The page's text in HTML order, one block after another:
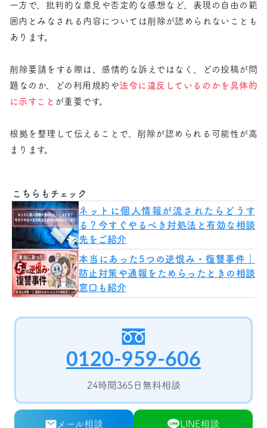
一方で、批判的な意見や否定的な感想など、表現の自由の範
囲内とみなされる内容については削除が認められないことも
あります。
削除要請をする際は、感情的な訴えではなく、どの投稿が問
題なのか、どの利用規約や法令に違反しているのかを具体的
に示すこと が重要です。
根拠を整理して伝えることで、削除が認められる可能性が高
まります。
こちらもチェック
ネットに個人情報が流されたらどうす
る？今すぐやるべき対処法と有効な相談
先をご紹介
本当にあった5つの逆恨み・復讐事件｜
防止対策や通報をためらったときの相談
窓口も紹介
0120-959-606
24時間365日無料相談
メール相談 LINE相談